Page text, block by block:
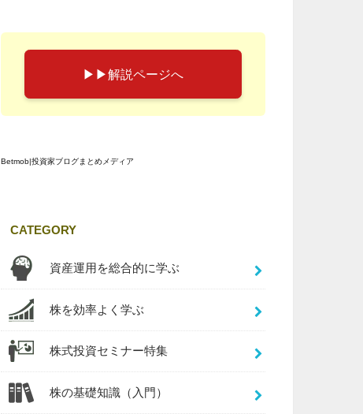
▶︎▶︎解説ページへ
Betmob|投資家ブログまとめメディア
CATEGORY
資産運用を総合的に学ぶ
株を効率よく学ぶ
株式投資セミナー特集
株の基礎知識（入門）